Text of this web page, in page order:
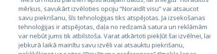
Latvija
Lietuva
mērķus, savukārt izvēloties opciju “Noraidīt visu” vai atsaucot
savu piekrišanu, šīs tehnoloģijas tiks atspējotas. Ja izsekošanas
tehnoloģijas ir atspējotas, daļa no redzamā satura un reklāmām
var nebūt jums tik atbilstoša. Varat atkārtoti piekļūt šai izvēlnei, lai
jebkurā laikā mainītu savu izvēli vai atsauktu piekrišanu,